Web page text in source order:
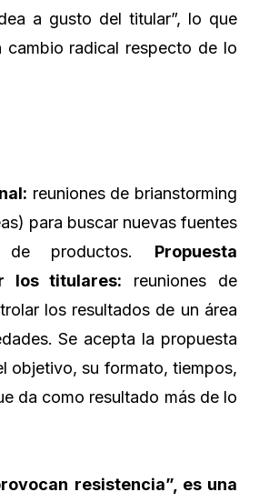
a gusto del titular”, lo que
cambio radical respecto de lo
reuniones de brianstorming
para buscar nuevas fuentes
de productos. Propuesta
los titulares: reuniones de
los resultados de un área
Se acepta la propuesta
objetivo, su formato, tiempos,
da como resultado más de lo
resistencia”, es una